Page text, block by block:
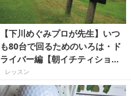
【下川めぐみプロが先生】いつ
も80台で回るためのいろは・ド
ライバー編【朝イチティショッ
トの工夫】
レッスン